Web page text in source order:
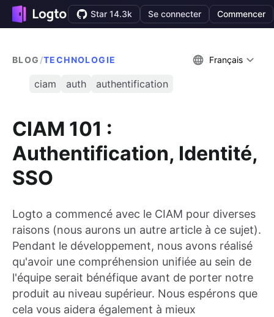
Star 14.3k Se connecter Commencer
BLOG /TECHNOLOGIE Français
ciam auth authentification
CIAM 101 :
Authentification, Identité,
SSO
Logto a commencé avec le CIAM pour diverses
raisons (nous aurons un autre article à ce sujet).
Pendant le développement, nous avons réalisé
qu'avoir une compréhension unifiée au sein de
l'équipe serait bénéfique avant de porter notre
produit au niveau supérieur. Nous espérons que
cela vous aidera également à mieux